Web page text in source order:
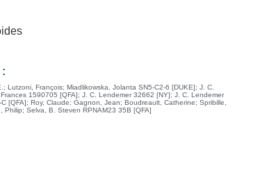
Lutzoni, François; Miadlikowska, Jolanta SN5-C2-6 [DUKE];J. C.
1590705 [QFA];J. C. Lendemer 32662 [NY];J. C. Lendemer
[QFA];Roy, Claude; Gagnon, Jean; Boudreault, Catherine; Spribille,
Philip; Selva, B. Steven RPNAM23 35B [QFA]